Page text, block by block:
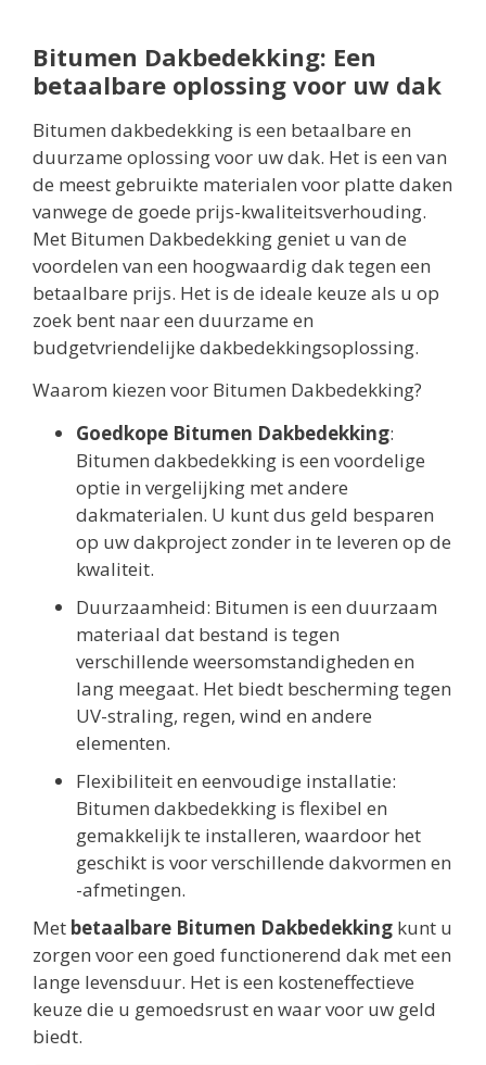
Bitumen Dakbedekking: Een
betaalbare oplossing voor uw dak
Bitumen dakbedekking is een betaalbare en
duurzame oplossing voor uw dak. Het is een van
de meest gebruikte materialen voor platte daken
vanwege de goede prijs-kwaliteitsverhouding.
Met Bitumen Dakbedekking geniet u van de
voordelen van een hoogwaardig dak tegen een
betaalbare prijs. Het is de ideale keuze als u op
zoek bent naar een duurzame en
budgetvriendelijke dakbedekkingsoplossing.
Waarom kiezen voor Bitumen Dakbedekking?
Goedkope Bitumen Dakbedekking:
Bitumen dakbedekking is een voordelige
optie in vergelijking met andere
dakmaterialen. U kunt dus geld besparen
op uw dakproject zonder in te leveren op de
kwaliteit.
Duurzaamheid: Bitumen is een duurzaam
materiaal dat bestand is tegen
verschillende weersomstandigheden en
lang meegaat. Het biedt bescherming tegen
UV-straling, regen, wind en andere
elementen.
Flexibiliteit en eenvoudige installatie:
Bitumen dakbedekking is flexibel en
gemakkelijk te installeren, waardoor het
geschikt is voor verschillende dakvormen en
-afmetingen.
Met betaalbare Bitumen Dakbedekking kunt u
zorgen voor een goed functionerend dak met een
lange levensduur. Het is een kosteneffectieve
keuze die u gemoedsrust en waar voor uw geld
biedt.